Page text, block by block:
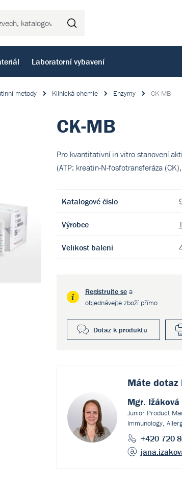
Laboratorní vybavení
metody Klinická chemie Enzymy CK-MB
CK-MB
Pro kvantitativní in vitro stanovení
(ATP: kreatin-N-fosfotransferáza
Katalogové číslo
Výrobce
Velikost balení
Registrujte sea
objednávejte zboží přímo
Dotaz k produktu
Máte dotaz
Mgr. Ižáková
Junior Product
Immunology,
+420 720